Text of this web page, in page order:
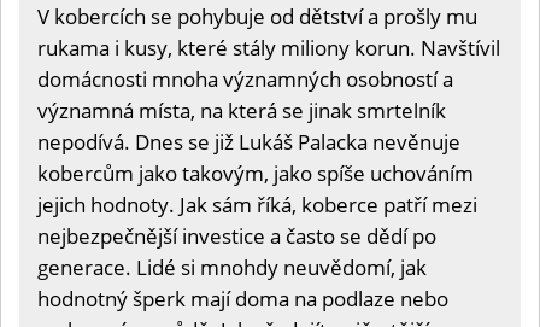
V kobercích se pohybuje od dětství a prošly mu
rukama i kusy, které stály miliony korun. Navštívil
domácnosti mnoha významných osobností a
významná místa, na která se jinak smrtelník
nepodívá. Dnes se již Lukáš Palacka nevěnuje
kobercům jako takovým, jako spíše uchováním
jejich hodnoty. Jak sám říká, koberce patří mezi
nejbezpečnější investice a často se dědí po
generace. Lidé si mnohdy neuvědomí, jak
hodnotný šperk mají doma na podlaze nebo